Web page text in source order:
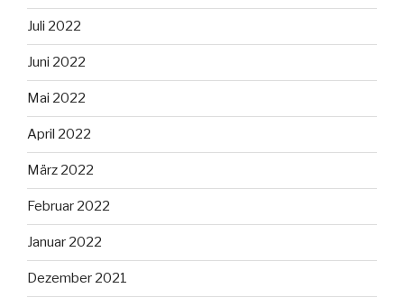
Juli 2022
Juni 2022
Mai 2022
April 2022
März 2022
Februar 2022
Januar 2022
Dezember 2021